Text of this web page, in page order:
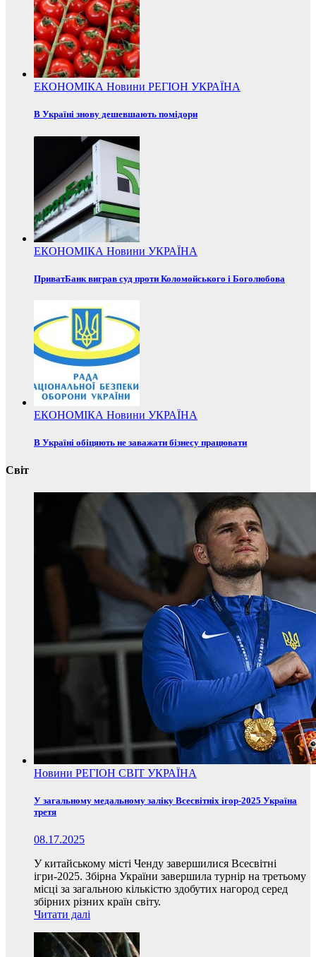
ЕКОНОМІКА Новини РЕГІОН УКРАЇНА
В Україні знову дешевшають помідори
ЕКОНОМІКА Новини УКРАЇНА
ПриватБанк виграв суд проти Коломойського і Боголюбова
ЕКОНОМІКА Новини УКРАЇНА
В Україні обіцяють не заважати бізнесу працювати
Світ
Новини РЕГІОН СВІТ УКРАЇНА
У загальному медальному заліку Всесвітніх ігор-2025 Україна
третя
08.17.2025
У китайському місті Ченду завершилися Всесвітні
ігри-2025. Збірна України завершила турнір на третьому
місці за загальною кількістю здобутих нагород серед
збірних різних країн світу.
Читати далі